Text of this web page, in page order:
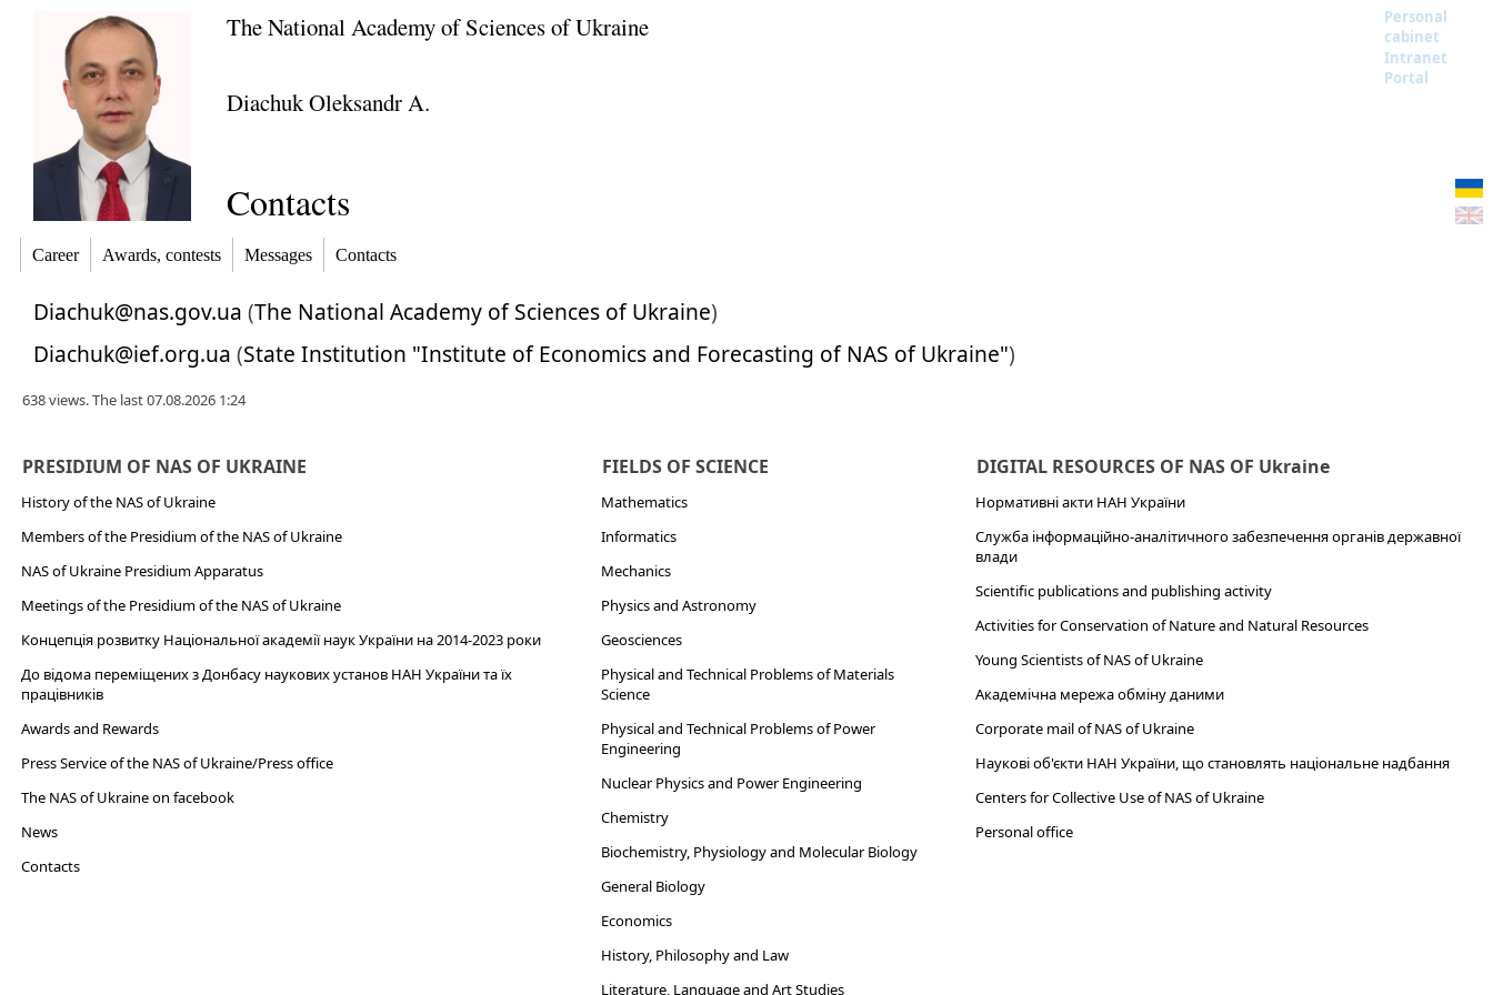
The National Academy of Sciences of Ukraine
Personal
cabinet
Intranet
Portal
Diachuk Oleksandr A.
Contacts
Career Awards, contests Messages Contacts
Diachuk@nas.gov.ua (The National Academy of Sciences of Ukraine)
Diachuk@ief.org.ua (State Institution "Institute of Economics and Forecasting of NAS of Ukraine")
638 views. The last 07.08.2026 1:24
PRESIDIUM OF NAS OF UKRAINE
History of the NAS of Ukraine
Members of the Presidium of the NAS of Ukraine
NAS of Ukraine Presidium Apparatus​
Meetings of the Presidium of the NAS of Ukraine
Концепція розвитку Національної академії наук України на 2014-2023 роки
До відома переміщених з Донбасу наукових установ НАН України та їх
працівників
Awards and Rewards
Press Service of the NAS of Ukraine/Press office
The NAS of Ukraine on facebook
News
Сontacts
FIELDS OF SCIENCE
Mathematics
Informatics
Mechanics
Physics and Astronomy
Geosciences
Physical and Technical Problems of Materials
Science
Physical and Technical Problems of Power
Engineering
Nuclear Physics and Power Engineering
Chemistry
Biochemistry, Physiology and Molecular Biology
General Biology
Economics
History, Philosophy and Law
Literature, Language and Art Studies
DIGITAL RESOURCES OF NAS OF Ukraine
Нормативні акти НАН України
Служба інформаційно-аналітичного забезпечення органів державної
влади
Scientific publications and publishing activity
Activities for Conservation of Nature and Natural Resources
Young Scientists of NAS of Ukraine
Академічна мережа обміну даними
Corporate mail of NAS of Ukraine
Наукові об'єкти НАН України, що становлять національне надбання
Centers for Collective Use of NAS of Ukraine
Personal office